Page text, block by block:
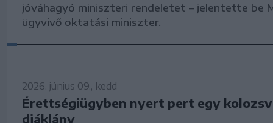
jóváhagyó miniszteri rendeletet – jelentette be
ügyvivő oktatási miniszter.
2026. június 09., kedd
Érettségiügyben nyert pert egy
diáklány